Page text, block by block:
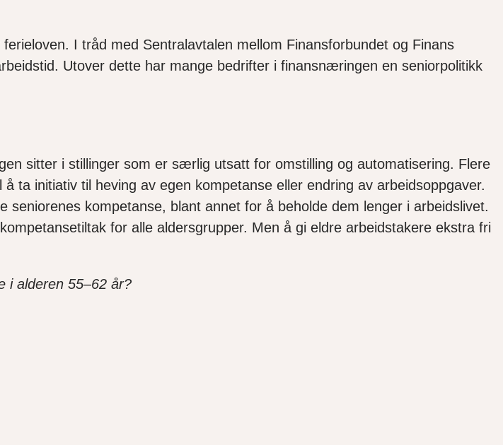
I tråd med Sentralavtalen mellom Finansforbundet og Finans
Utover dette har mange bedrifter i finansnæringen en seniorpolitikk
sitter i stillinger som er særlig utsatt for omstilling og automatisering. Flere
ta initiativ til heving av egen kompetanse eller endring av arbeidsoppgaver.
kompetanse, blant annet for å beholde dem lenger i arbeidslivet.
for alle aldersgrupper. Men å gi eldre arbeidstakere ekstra fri
i alderen 55–62 år?